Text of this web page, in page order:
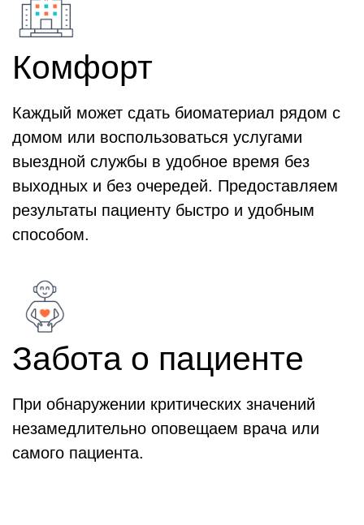
Комфорт
Каждый может сдать биоматериал рядом с
домом или воспользоваться услугами
выездной службы в удобное время без
выходных и без очередей. Предоставляем
результаты пациенту быстро и удобным
способом.
Забота о пациенте
При обнаружении критических значений
незамедлительно оповещаем врача или
самого пациента.